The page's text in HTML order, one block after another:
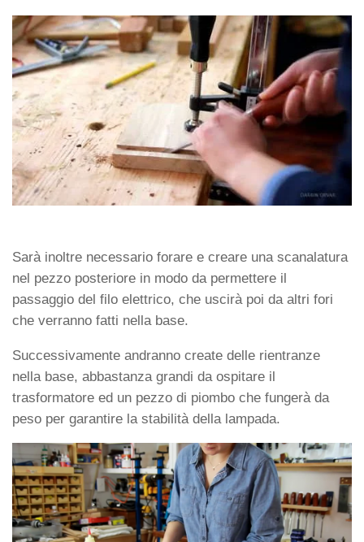
Sarà inoltre necessario forare e creare una scanalatura
nel pezzo posteriore in modo da permettere il
passaggio del filo elettrico, che uscirà poi da altri fori
che verranno fatti nella base.
Successivamente andranno create delle rientranze
nella base, abbastanza grandi da ospitare il
trasformatore ed un pezzo di piombo che fungerà da
peso per garantire la stabilità della lampada.